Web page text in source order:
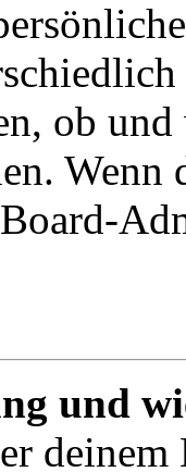
ob
Wenn
und
deinem